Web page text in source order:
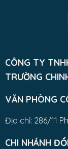
CÔNG TY
TRƯỜNG
VĂN PHÒNG
Địa chỉ: 286/11
CHI NHÁNH